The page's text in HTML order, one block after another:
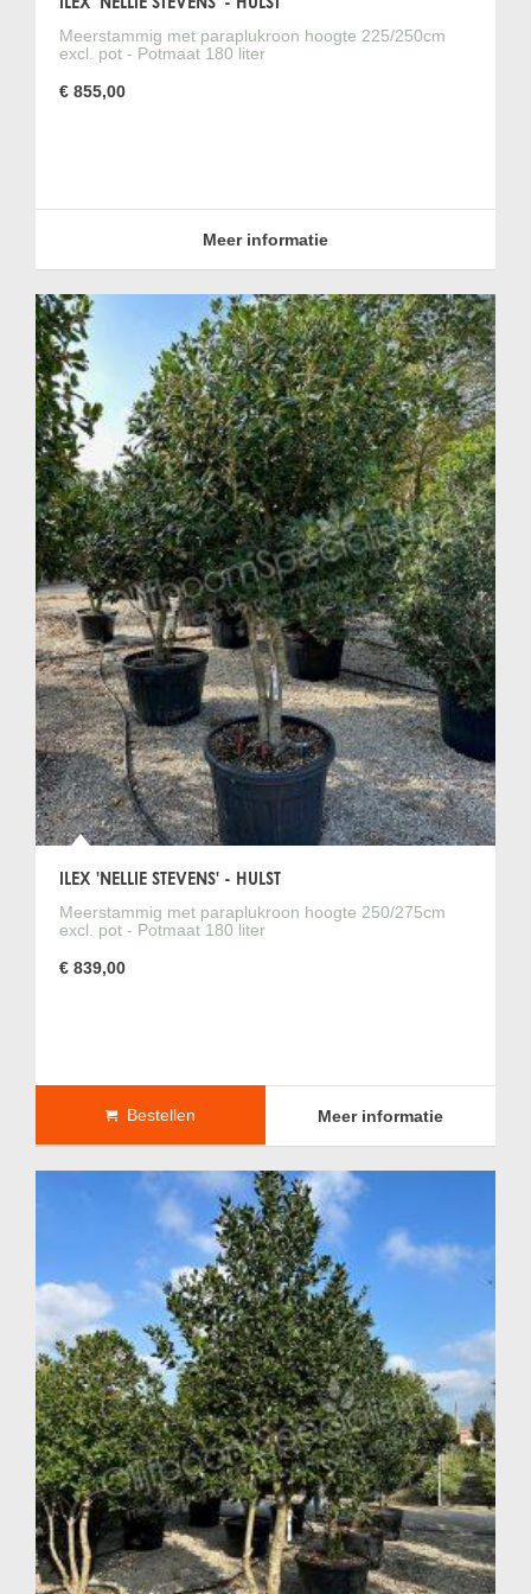
Meerstammig met paraplukroon hoogte 225/250cm
excl. pot - Potmaat 180 liter
€ 855,00
Meer informatie
ILEX 'NELLIE STEVENS' - HULST
Meerstammig met paraplukroon hoogte 250/275cm
excl. pot - Potmaat 180 liter
€ 839,00
Bestellen Meer informatie